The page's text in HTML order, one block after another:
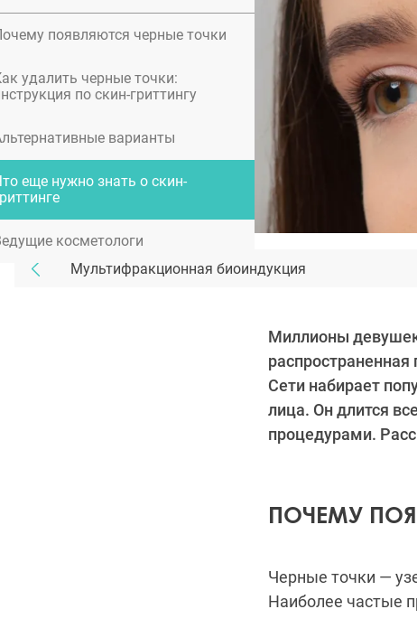
появляются черные точки
удалить черные точки:
по скин-гриттингу
варианты
еще нужно знать о скин-
косметологи
Мультифракционная биоиндукция
Миллионы
Сети набирает
лица. Он длится
процедурами.
ПОЧЕМУ
Черные точки —
Наиболее частые